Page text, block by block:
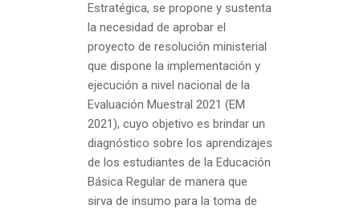
Estratégica, se propone y sustenta
la necesidad de aprobar el
proyecto de resolución ministerial
que dispone la implementación y
ejecución a nivel nacional de la
Evaluación Muestral 2021 (EM
2021), cuyo objetivo es brindar un
diagnóstico sobre los aprendizajes
de los estudiantes de la Educación
Básica Regular de manera que
sirva de insumo para la toma de